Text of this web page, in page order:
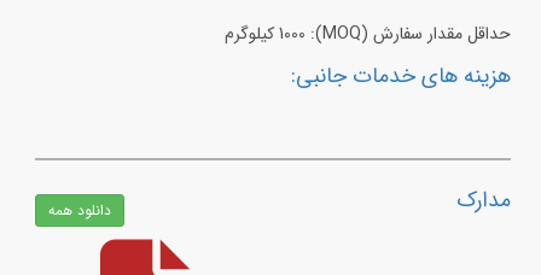
حداقل مقدار سفارش (MOQ): 1000 کیلوگرم
هزینه های خدمات جانبی:
مدارک دانلود همه